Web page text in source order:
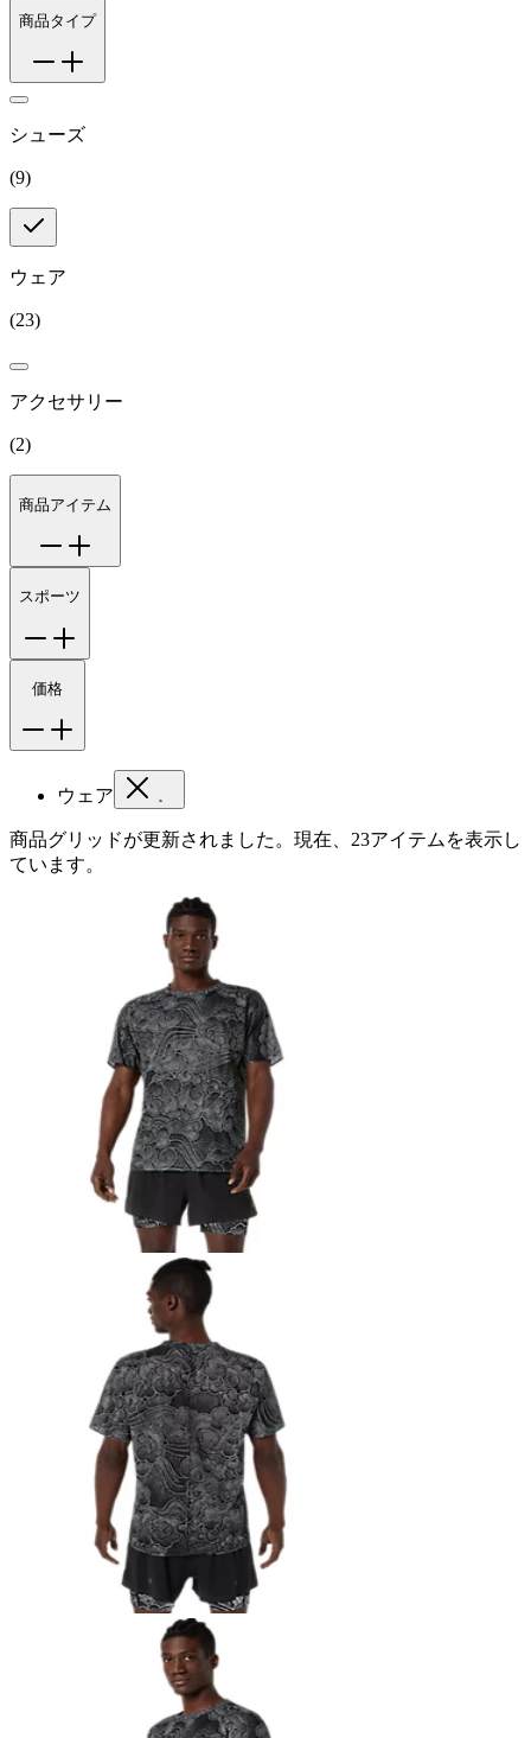
商品タイプ
シューズ
(9)
ウェア
(23)
アクセサリー
(2)
商品アイテム
スポーツ
価格
ウェア
商品グリッドが更新されました。現在、23アイテムを表示し
ています。